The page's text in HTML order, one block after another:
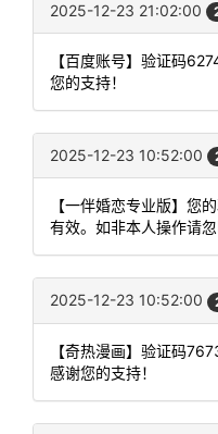
2025-12-23 21:02:00
【百度账号】验证码
您的支持！
2025-12-23 10:52:00
【一伴婚恋专业版】您
有效。如非本人操作请忽
2025-12-23 10:52:00
【奇热漫画】验证码
感谢您的支持！